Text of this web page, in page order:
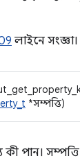
লাইনে সংজ্ঞা।
*সম্পত্তি)
পান।